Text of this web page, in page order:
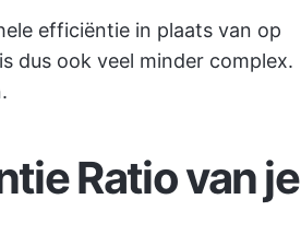
efficiëntie in plaats van op
dus ook veel minder complex.
Ratio van je